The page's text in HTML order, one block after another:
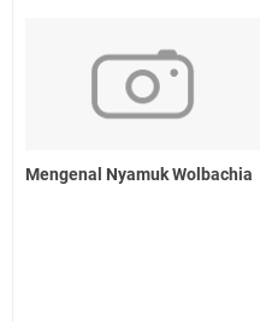
Mengenal Nyamuk Wolbachia